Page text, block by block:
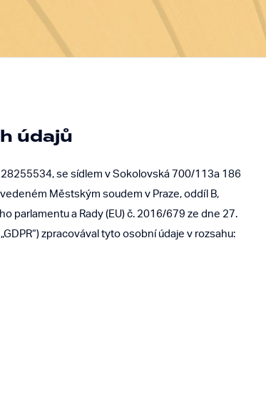
údajů
28255534, se sídlem v Sokolovská 700/113a 186
Městským soudem v Praze, oddíl B,
parlamentu a Rady (EU) č. 2016/679 ze dne 27.
zpracovával tyto osobní údaje v rozsahu: